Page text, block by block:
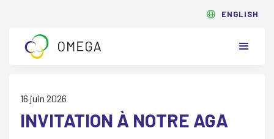
ENGLISH
16 juin 2026
INVITATION À NOTRE AGA